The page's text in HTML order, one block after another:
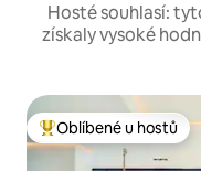
Hosté souhlasí:
získaly vysoké
Nejlepší v kategorii
Oblíbené u hostů